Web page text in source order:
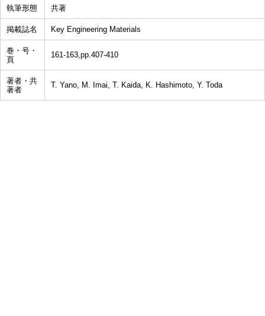
執筆形態 共著
掲載誌名 Key Engineering Materials
巻・号・
頁
161-163,pp.407-410
著者・共
著者
T. Yano, M. Imai, T. Kaida, K. Hashimoto, Y. Toda